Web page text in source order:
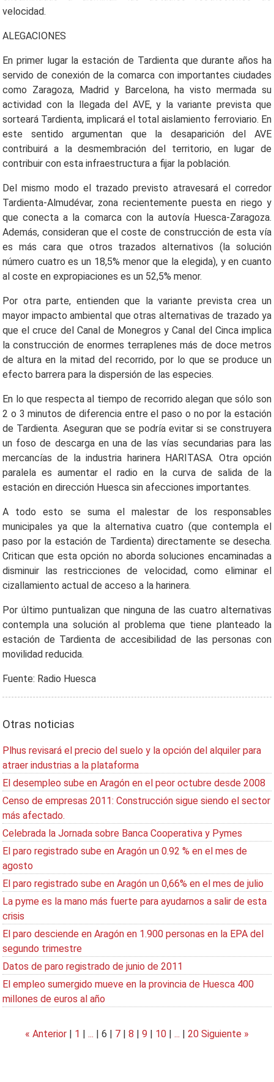
velocidad.
ALEGACIONES
En primer lugar la estación de Tardienta que durante años ha
servido de conexión de la comarca con importantes ciudades
como Zaragoza, Madrid y Barcelona, ha visto mermada su
actividad con la llegada del AVE, y la variante prevista que
sorteará Tardienta, implicará el total aislamiento ferroviario. En
este sentido argumentan que la desaparición del AVE
contribuirá a la desmembración del territorio, en lugar de
contribuir con esta infraestructura a fijar la población.
Del mismo modo el trazado previsto atravesará el corredor
Tardienta-Almudévar, zona recientemente puesta en riego y
que conecta a la comarca con la autovía Huesca-Zaragoza.
Además, consideran que el coste de construcción de esta vía
es más cara que otros trazados alternativos (la solución
número cuatro es un 18,5% menor que la elegida), y en cuanto
al coste en expropiaciones es un 52,5% menor.
Por otra parte, entienden que la variante prevista crea un
mayor impacto ambiental que otras alternativas de trazado ya
que el cruce del Canal de Monegros y Canal del Cinca implica
la construcción de enormes terraplenes más de doce metros
de altura en la mitad del recorrido, por lo que se produce un
efecto barrera para la dispersión de las especies.
En lo que respecta al tiempo de recorrido alegan que sólo son
2 o 3 minutos de diferencia entre el paso o no por la estación
de Tardienta. Aseguran que se podría evitar si se construyera
un foso de descarga en una de las vías secundarias para las
mercancías de la industria harinera HARITASA. Otra opción
paralela es aumentar el radio en la curva de salida de la
estación en dirección Huesca sin afecciones importantes.
A todo esto se suma el malestar de los responsables
municipales ya que la alternativa cuatro (que contempla el
paso por la estación de Tardienta) directamente se desecha.
Critican que esta opción no aborda soluciones encaminadas a
disminuir las restricciones de velocidad, como eliminar el
cizallamiento actual de acceso a la harinera.
Por último puntualizan que ninguna de las cuatro alternativas
contempla una solución al problema que tiene planteado la
estación de Tardienta de accesibilidad de las personas con
movilidad reducida.
Fuente: Radio Huesca
Otras noticias
Plhus revisará el precio del suelo y la opción del alquiler para
atraer industrias a la plataforma
El desempleo sube en Aragón en el peor octubre desde 2008
Censo de empresas 2011: Construcción sigue siendo el sector
más afectado.
Celebrada la Jornada sobre Banca Cooperativa y Pymes
El paro registrado sube en Aragón un 0.92 % en el mes de
agosto
El paro registrado sube en Aragón un 0,66% en el mes de julio
La pyme es la mano más fuerte para ayudarnos a salir de esta
crisis
El paro desciende en Aragón en 1.900 personas en la EPA del
segundo trimestre
Datos de paro registrado de junio de 2011
El empleo sumergido mueve en la provincia de Huesca 400
millones de euros al año
« Anterior | 1 | ... | 6 | 7 | 8 | 9 | 10 | ... | 20 Siguiente »